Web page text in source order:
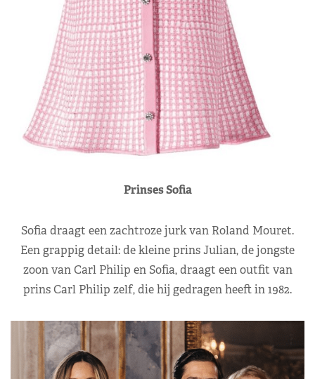
Prinses Sofia
Sofia draagt een zachtroze jurk van Roland Mouret.
Een grappig detail: de kleine prins Julian, de jongste
zoon van Carl Philip en Sofia, draagt een outfit van
prins Carl Philip zelf, die hij gedragen heeft in 1982.